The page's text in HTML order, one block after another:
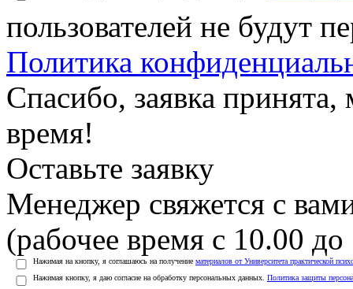
пользователей не будут
Политика
Спасибо, заявка
время!
Оставьте заявку
Менеджер свяжется с
(рабочее время с 10.00
Нажимая на кнопку, я соглашаюсь на получение материалов от Университета практической
Нажимая кнопку, я даю согласие на обработку персональных данных. Политика защиты